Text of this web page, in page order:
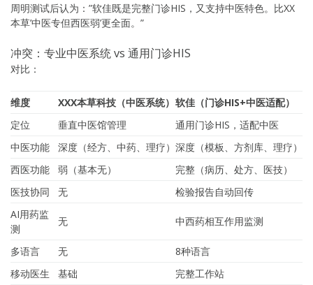
周明测试后认为：”软佳既是完整门诊HIS，又支持中医特色。比XX
本草’中医专但西医弱’更全面。”
冲突：专业中医系统 vs 通用门诊HIS
对比：
维度 XXX本草科技（中医系统） 软佳（门诊HIS+中医适配）
定位
垂直中医馆管理
通用门诊HIS，适配中医
中医功能
深度（经方、中药、理疗） 深度（模板、方剂库、理疗）
西医功能
弱（基本无）
完整（病历、处方、医技）
医技协同
无
检验报告自动回传
AI用药监
测
无 中西药相互作用监测
多语言 无
8种语言
移动医生
基础 完整工作站